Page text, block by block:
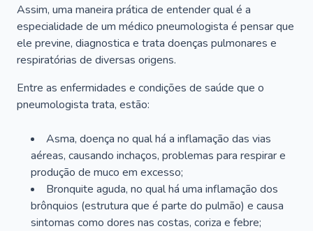
Assim, uma maneira prática de entender qual é a
especialidade de um médico pneumologista é pensar que
ele previne, diagnostica e trata doenças pulmonares e
respiratórias de diversas origens.
Entre as enfermidades e condições de saúde que o
pneumologista trata, estão:
Asma, doença no qual há a inflamação das vias
aéreas, causando inchaços, problemas para respirar e
produção de muco em excesso;
Bronquite aguda, no qual há uma inflamação dos
brônquios (estrutura que é parte do pulmão) e causa
sintomas como dores nas costas, coriza e febre;